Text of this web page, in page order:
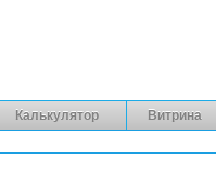
Калькулятор Витрина